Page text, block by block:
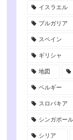
イスラエル
ブルガリア
スペイン
ギリシャ
地図
ベルギー
スロバキア
シンガポール
シリア